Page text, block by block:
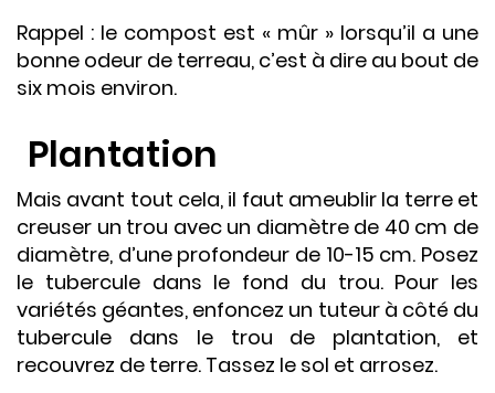
Rappel : le compost est « mûr » lorsqu’il a une
bonne odeur de terreau, c’est à dire au bout de
six mois environ.
Plantation
Mais avant tout cela, il faut ameublir la terre et
creuser un trou avec un diamètre de 40 cm de
diamètre, d’une profondeur de 10-15 cm. Posez
le tubercule dans le fond du trou. Pour les
variétés géantes, enfoncez un tuteur à côté du
tubercule dans le trou de plantation, et
recouvrez de terre. Tassez le sol et arrosez.